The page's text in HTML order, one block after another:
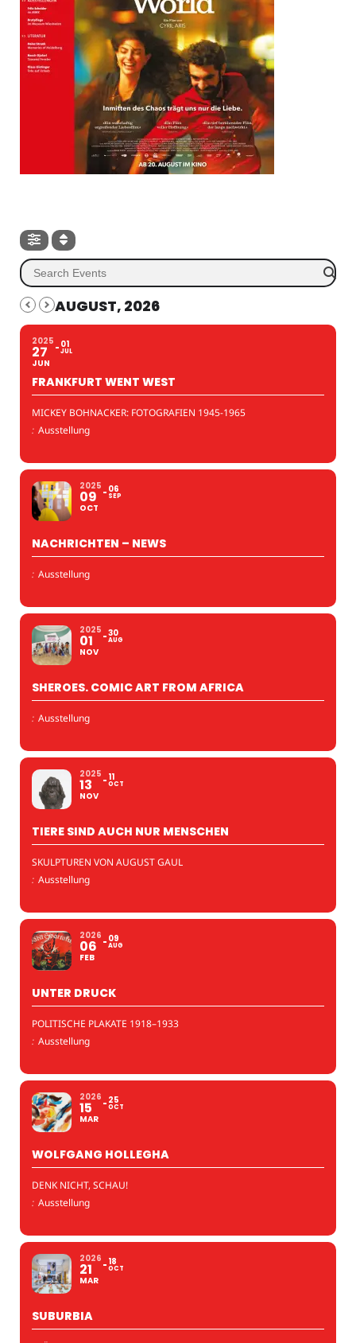
AUGUST, 2026
2025
27
JUN
01
JUL
FRANKFURT WENT WEST
MICKEY BOHNACKER: FOTOGRAFIEN 1945-1965
: Ausstellung
2025
09
OCT
06
SEP
NACHRICHTEN – NEWS
: Ausstellung
2025
01
NOV
30
AUG
SHEROES. COMIC ART FROM AFRICA
: Ausstellung
2025
13
NOV
11
OCT
TIERE SIND AUCH NUR MENSCHEN
SKULPTUREN VON AUGUST GAUL
: Ausstellung
2026
06
FEB
09
AUG
UNTER DRUCK
POLITISCHE PLAKATE 1918–1933
: Ausstellung
2026
15
MAR
25
OCT
WOLFGANG HOLLEGHA
DENK NICHT, SCHAU!
: Ausstellung
2026
21
MAR
18
OCT
SUBURBIA